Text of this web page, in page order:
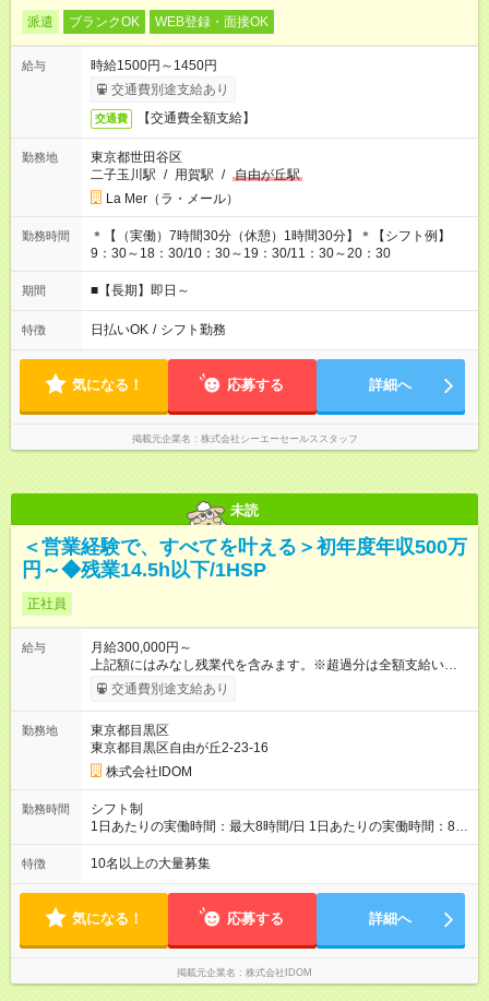
派遣 ブランクOK WEB登録・面接OK
給与
時給1500円～1450円
交通費別途支給あり
交通費 【交通費全額支給】
勤務地
東京都世田谷区
二子玉川駅 / 用賀駅 / 自由が丘駅
La Mer（ラ・メール）
勤務時間
＊【（実働）7時間30分（休憩）1時間30分】＊【シフト例】
9：30～18：30/10：30～19：30/11：30～20：30
期間 ■【長期】即日～
特徴 日払いOK / シフト勤務
気になる！ 応募する 詳細へ
掲載元企業名 株式会社シーエーセールススタッフ
未読
＜営業経験で、すべてを叶える＞初年度年収500万
円～◆残業14.5h以下/1HSP
正社員
給与
月給300,000円～
上記額にはみなし残業代を含みます。※超過分は全額支給いたし
ます。 みなし残業代 40,817円 以上／月 みなし残業時間 20時間
／月 月給＋インセンティブ＋賞与 ※前職給与・経験を考慮し、
年1回 ★能力給査定年3回 ★賞与年2回／平均3ヶ月分 ★インセン
ティブ（毎月支給／年平均支給額：90万円） ★管理職昇格後：
月収目安55万円、年収650万円～1000万円前後 ◎キャリアアッ
プも応援！ 若手のうちから、様々なキャリアにチャレンジでき
るのも当社ならでは。1年後に店長になったメンバーもいます。
【試用期間】試用期間あり 試用期間の長さ：4ヶ月 雇用形態、
交通費別途支給あり
勤務地
東京都目黒区
東京都目黒区自由が丘2-23-16
株式会社IDOM
勤務時間
シフト制
1日あたりの実働時間：最大8時間/日 1日あたりの実働時間：8時
間 シフト制
特徴 10名以上の大量募集
気になる！ 応募する 詳細へ
掲載元企業名 株式会社IDOM